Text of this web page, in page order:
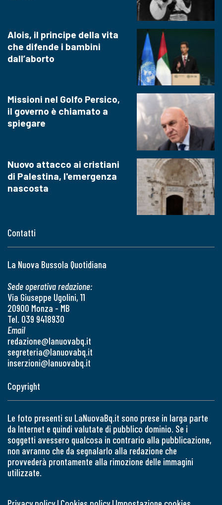
Contatti
La Nuova Bussola Quotidiana
Sede operativa redazione:
Via Giuseppe Ugolini, 11
20900 Monza - MB
Tel. 039 9418930
Email
redazione@lanuovabq.it
segreteria@lanuovabq.it
inserzioni@lanuovabq.it
Alois, il principe della vita
che difende i bambini
dall’aborto
Missioni nel Golfo Persico,
il governo è chiamato a
spiegare
Nuovo attacco ai cristiani
di Palestina, l'emergenza
nascosta
Copyright
Le foto presenti su LaNuovaBq.it sono prese in larga parte
da Internet e quindi valutate di pubblico dominio. Se i
soggetti avessero qualcosa in contrario alla pubblicazione,
non avranno che da segnalarlo alla redazione che
provvederà prontamente alla rimozione delle immagini
utilizzate.